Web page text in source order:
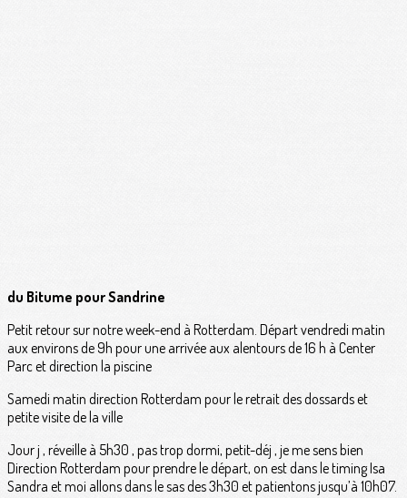
du Bitume pour Sandrine
Petit retour sur notre week-end à Rotterdam. Départ vendredi matin
aux environs de 9h pour une arrivée aux alentours de 16 h à Center
Parc et direction la piscine
Samedi matin direction Rotterdam pour le retrait des dossards et
petite visite de la ville
Jour j , réveille à 5h30 , pas trop dormi, petit-déj , je me sens bien
Direction Rotterdam pour prendre le départ, on est dans le timing Isa
Sandra et moi allons dans le sas des 3h30 et patientons jusqu’à 10h07.